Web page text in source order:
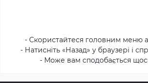
- Скористайтеся головним меню
- Натисніть «Назад» у браузері і
- Може вам сподобається